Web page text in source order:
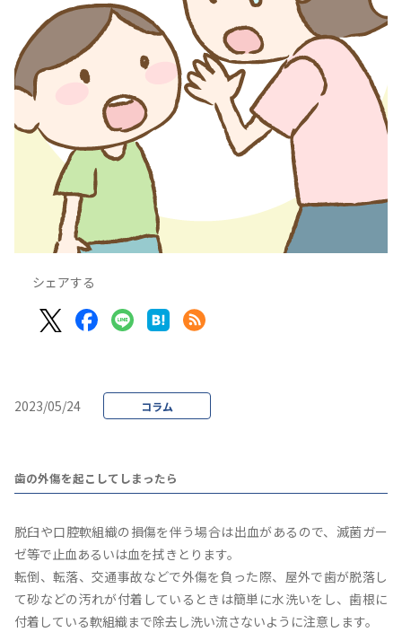
シェアする
2023/05/24 コラム
歯の外傷を起こしてしまったら
脱臼や口腔軟組織の損傷を伴う場合は出血があるので、滅菌ガー
ゼ等で止血あるいは血を拭きとります。
転倒、転落、交通事故などで外傷を負った際、屋外で歯が脱落し
て砂などの汚れが付着しているときは簡単に水洗いをし、歯根に
付着している軟組織まで除去し洗い流さないように注意します。